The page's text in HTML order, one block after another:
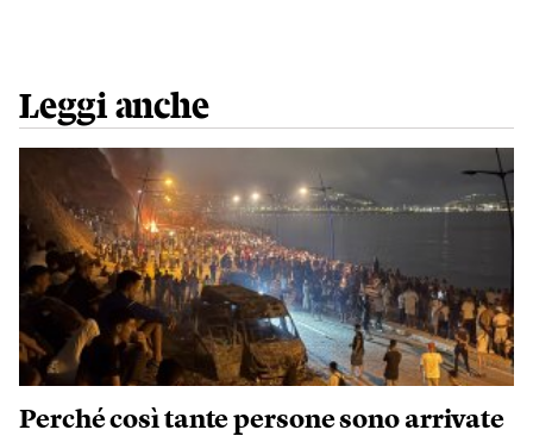
Leggi anche
Perché così tante persone sono arrivate